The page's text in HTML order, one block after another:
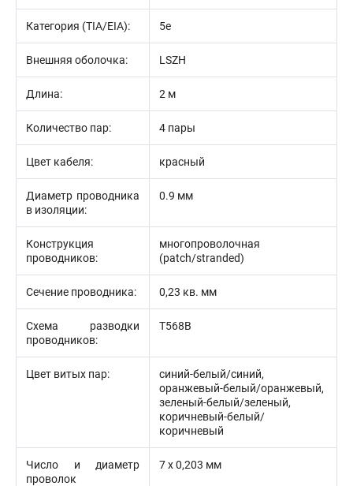
Категория (TIA/EIA): 5e
Внешняя оболочка: LSZH
Длина: 2 м
Количество пар: 4 пары
Цвет кабеля: красный
Диаметр проводника
в изоляции:
0.9 мм
Конструкция
проводников:
многопроволочная
(patch/stranded)
Сечение проводника: 0,23 кв. мм
Схема разводки
проводников:
T568B
Цвет витых пар:
синий-белый/синий,
оранжевый-белый/оранжевый,
зеленый-белый/зеленый,
коричневый-белый/
коричневый
Число и диаметр
проволок
7 х 0,203 мм